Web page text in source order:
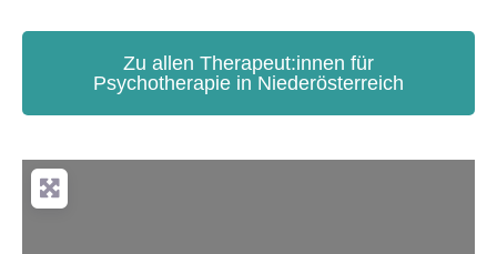
Zu allen Therapeut:innen für
Psychotherapie in Niederösterreich